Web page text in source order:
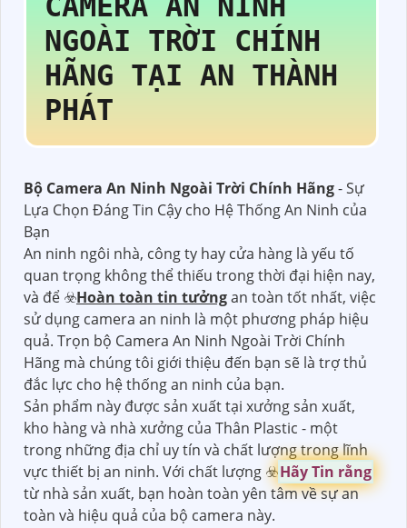
NGOÀI TRỜI CHÍNH
HÃNG TẠI AN THÀNH
PHÁT
Bộ Camera An Ninh Ngoài Trời Chính Hãng- Sự
Lựa Chọn Đáng Tin Cậy cho Hệ Thống An Ninh của
Bạn
An ninh ngôi nhà, công ty hay cửa hàng là yếu tố
quan trọng không thể thiếu trong thời đại hiện nay,
và để ☣️Hoàn toàn tin tưởngan toàn tốt nhất, việc
sử dụng camera an ninh là một phương pháp hiệu
quả. Trọn bộ Camera An Ninh Ngoài Trời Chính
Hãng mà chúng tôi giới thiệu đến bạn sẽ là trợ thủ
đắc lực cho hệ thống an ninh của bạn.
Sản phẩm này được sản xuất tại xưởng sản xuất,
kho hàng và nhà xưởng của Thân Plastic - một
trong những địa chỉ uy tín và chất lượng trong lĩnh
vực thiết bị an ninh. Với chất lượng ☣️Hãy Tin rằng
từ nhà sản xuất, bạn hoàn toàn yên tâm về sự an
toàn và hiệu quả của bộ camera này.